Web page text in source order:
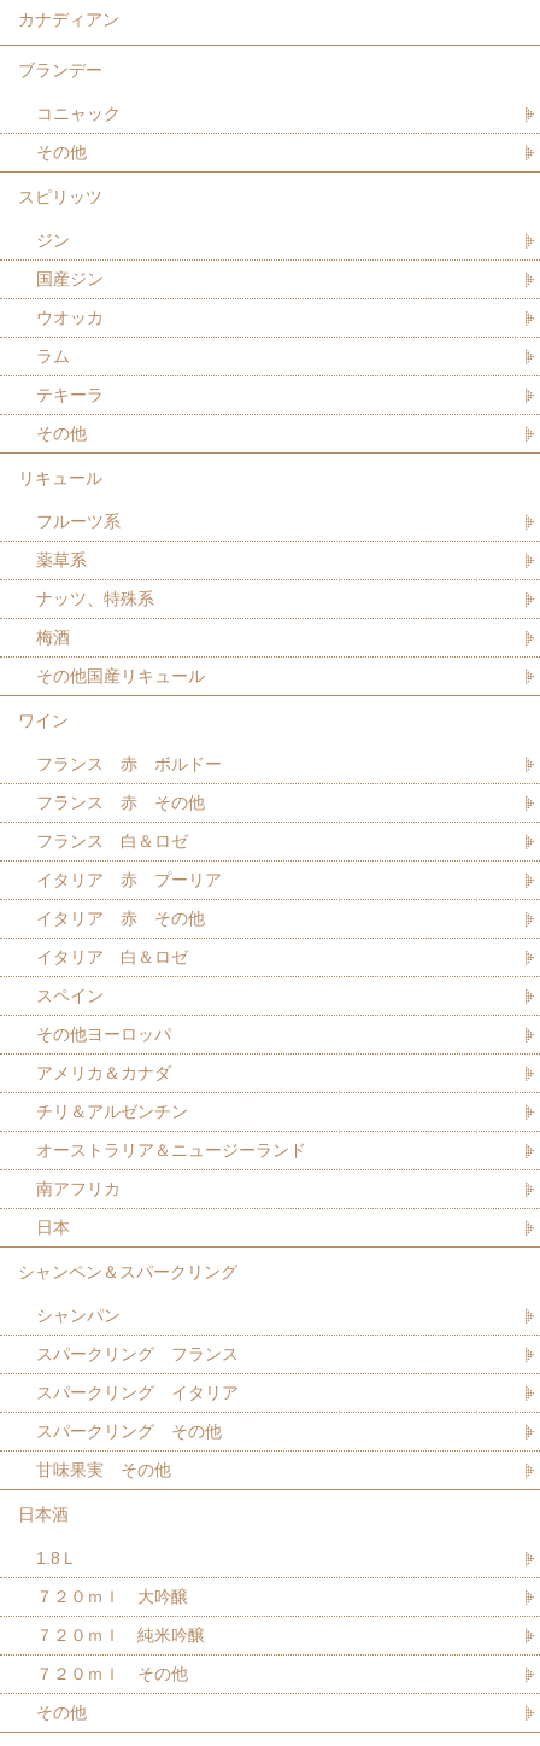
カナディアン
ブランデー
コニャック
その他
スピリッツ
ジン
国産ジン
ウオッカ
ラム
テキーラ
その他
リキュール
フルーツ系
薬草系
ナッツ、特殊系
梅酒
その他国産リキュール
ワイン
フランス 赤 ボルドー
フランス 赤 その他
フランス 白＆ロゼ
イタリア 赤 プーリア
イタリア 赤 その他
イタリア 白＆ロゼ
スペイン
その他ヨーロッパ
アメリカ＆カナダ
チリ＆アルゼンチン
オーストラリア＆ニュージーランド
南アフリカ
日本
シャンペン＆スパークリング
シャンパン
スパークリング フランス
スパークリング イタリア
スパークリング その他
甘味果実 その他
日本酒
1.8Ｌ
７２０ｍｌ 大吟醸
７２０ｍｌ 純米吟醸
７２０ｍｌ その他
その他